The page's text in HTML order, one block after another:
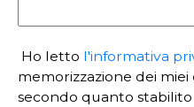
Ho letto l'informativa
memorizzazione dei
secondo quanto